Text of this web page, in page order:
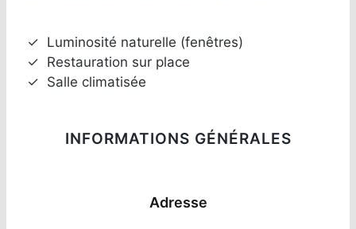
✓ Luminosité naturelle (fenêtres)
✓ Restauration sur place
✓ Salle climatisée
INFORMATIONS GÉNÉRALES
Adresse